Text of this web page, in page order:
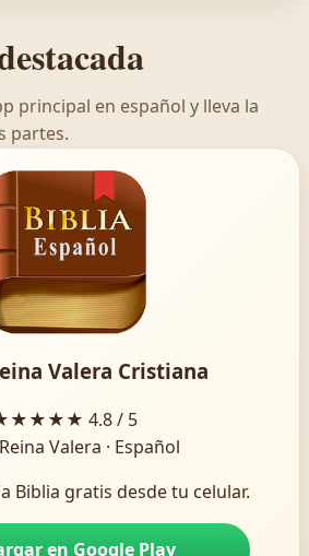
principal en español y lleva la
partes.
Valera Cristiana
4.8 / 5
Valera · Español
Biblia gratis desde tu celular.
en Google Play